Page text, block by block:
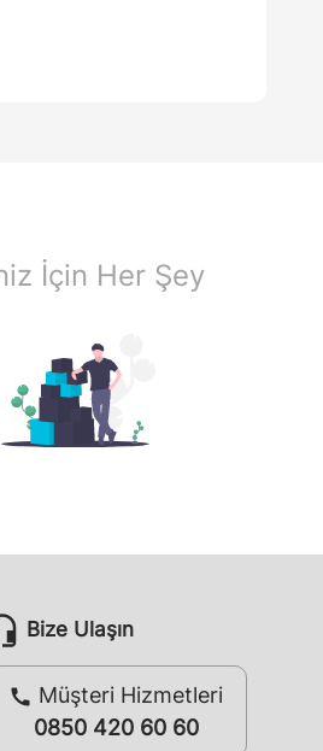
İçin Her Şey
Bize Ulaşın
call Müşteri Hizmetleri
0850 420 60 60